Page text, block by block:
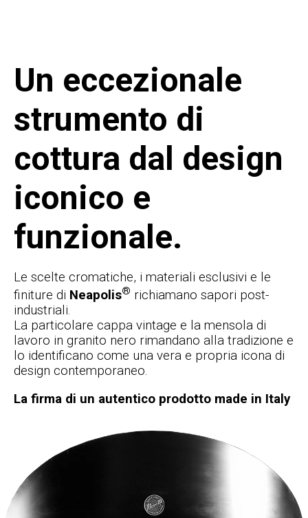
Un eccezionale
strumento di
cottura dal design
iconico e
funzionale.
Le scelte cromatiche, i materiali esclusivi e le
finiture di Neapolis® richiamano sapori post-
industriali.
La particolare cappa vintage e la mensola di
lavoro in granito nero rimandano alla tradizione e
lo identificano come una vera e propria icona di
design contemporaneo.
La firma di un autentico prodotto made in Italy